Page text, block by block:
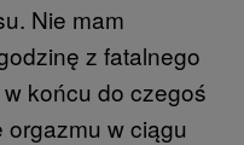
Nie mam
z fatalnego
końcu do czegoś
w ciągu